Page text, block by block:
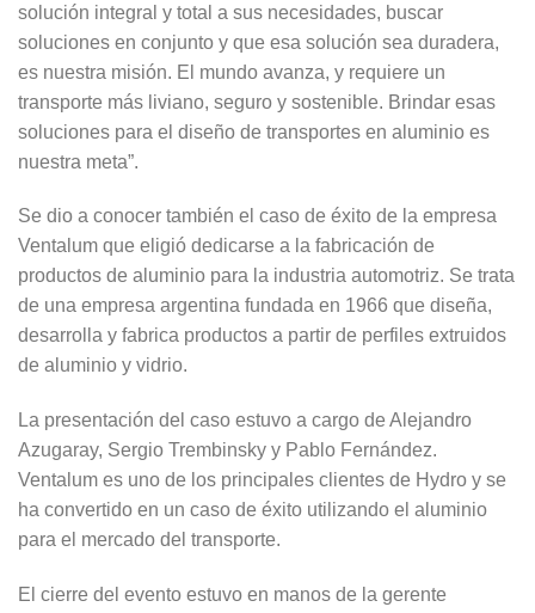
solución integral y total a sus necesidades, buscar
soluciones en conjunto y que esa solución sea duradera,
es nuestra misión. El mundo avanza, y requiere un
transporte más liviano, seguro y sostenible. Brindar esas
soluciones para el diseño de transportes en aluminio es
nuestra meta”.
Se dio a conocer también el caso de éxito de la empresa
Ventalum que eligió dedicarse a la fabricación de
productos de aluminio para la industria automotriz. Se trata
de una empresa argentina fundada en 1966 que diseña,
desarrolla y fabrica productos a partir de perfiles extruidos
de aluminio y vidrio.
La presentación del caso estuvo a cargo de Alejandro
Azugaray, Sergio Trembinsky y Pablo Fernández.
Ventalum es uno de los principales clientes de Hydro y se
ha convertido en un caso de éxito utilizando el aluminio
para el mercado del transporte.
El cierre del evento estuvo en manos de la gerente